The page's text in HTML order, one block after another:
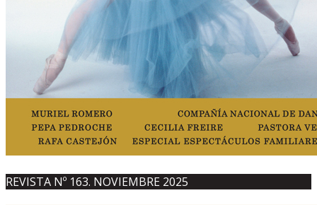
REVISTA Nº 163. NOVIEMBRE 2025